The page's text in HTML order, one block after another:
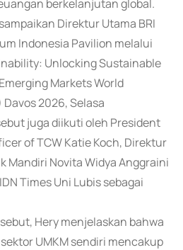
berkelanjutan global.
Direktur Utama BRI
Indonesia Pavilion melalui
Unlocking Sustainable
Markets World
2026, Selasa
juga diikuti oleh President
of TCW Katie Koch, Direktur
Mandiri Novita Widya Anggraini
Times Uni Lubis sebagai
Hery menjelaskan bahwa
UMKM sendiri mencakup